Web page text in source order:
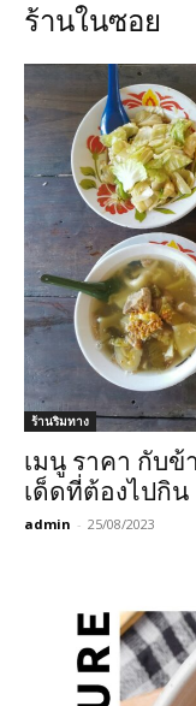
ร้านในซอย
ร้านริมทาง
เมนู ราคา กับ
เด็ดที่ต้องไปกิน
admin - 25/08/2023